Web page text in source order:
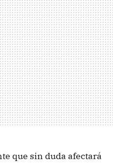
que sin duda afectará